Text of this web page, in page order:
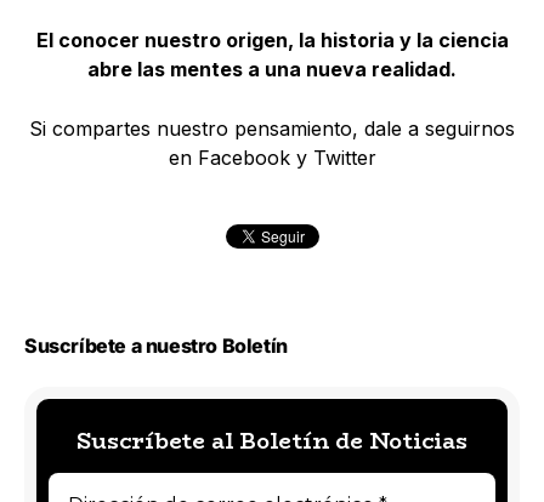
El conocer nuestro origen, la historia y la ciencia
abre las mentes a una nueva realidad.
Si compartes nuestro pensamiento, dale a seguirnos
en Facebook y Twitter
Suscríbete a nuestro Boletín
Suscríbete al Boletín de Noticias